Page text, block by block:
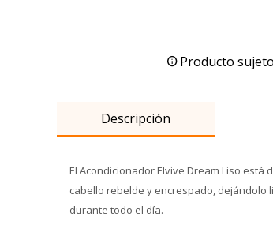
Producto
Descripción
El Acondicionador Elvive Dream Liso
cabello rebelde y encrespado, dejándolo
durante todo el día.